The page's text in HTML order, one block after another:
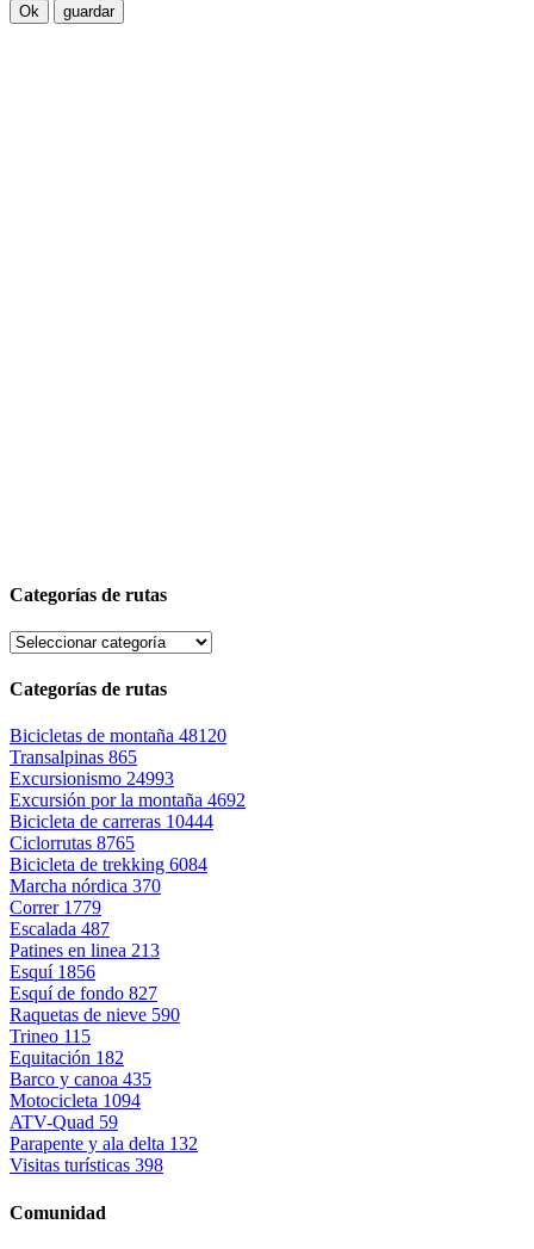
Ok guardar
Categorías de rutas
Categorías de rutas
Bicicletas de montaña 48120
Transalpinas 865
Excursionismo 24993
Excursión por la montaña 4692
Bicicleta de carreras 10444
Ciclorrutas 8765
Bicicleta de trekking 6084
Marcha nórdica 370
Correr 1779
Escalada 487
Patines en linea 213
Esquí 1856
Esquí de fondo 827
Raquetas de nieve 590
Trineo 115
Equitación 182
Barco y canoa 435
Motocicleta 1094
ATV-Quad 59
Parapente y ala delta 132
Visitas turísticas 398
Comunidad